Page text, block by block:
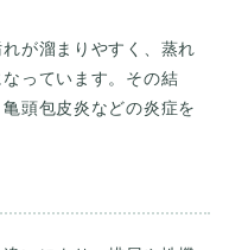
が溜まりやすく、蒸れ
っています。その結
頭包皮炎などの炎症を